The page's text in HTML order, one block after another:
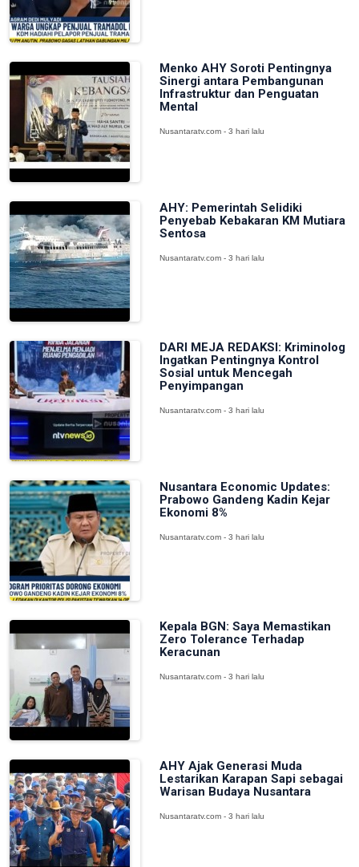
Menko AHY Soroti Pentingnya
Sinergi antara Pembangunan
Infrastruktur dan Penguatan
Mental
Nusantaratv.com - 3 hari lalu
AHY: Pemerintah Selidiki
Penyebab Kebakaran KM Mutiara
Sentosa
Nusantaratv.com - 3 hari lalu
DARI MEJA REDAKSI: Kriminolog
Ingatkan Pentingnya Kontrol
Sosial untuk Mencegah
Penyimpangan
Nusantaratv.com - 3 hari lalu
Nusantara Economic Updates:
Prabowo Gandeng Kadin Kejar
Ekonomi 8%
Nusantaratv.com - 3 hari lalu
Kepala BGN: Saya Memastikan
Zero Tolerance Terhadap
Keracunan
Nusantaratv.com - 3 hari lalu
AHY Ajak Generasi Muda
Lestarikan Karapan Sapi sebagai
Warisan Budaya Nusantara
Nusantaratv.com - 3 hari lalu